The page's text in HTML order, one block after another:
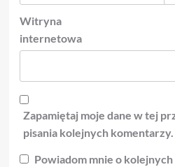
Witryna
internetowa
Zapamiętaj moje dane w tej
pisania kolejnych komentarzy.
Powiadom mnie o